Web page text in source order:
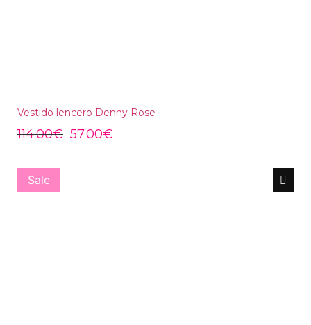
Vestido lencero Denny Rose
114.00€ 57.00€
Sale